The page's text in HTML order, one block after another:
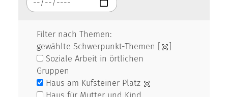
Filter nach Themen:
gewählte Schwerpunkt-Themen [
Soziale Arbeit in örtlichen
Gruppen
Haus am Kufsteiner Platz